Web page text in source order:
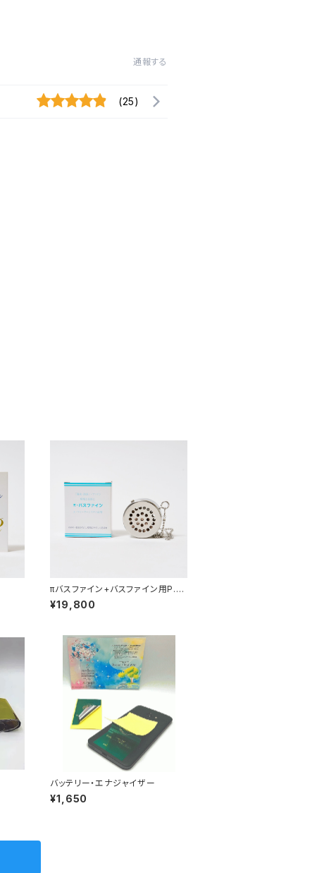
通報する
(25)
πバスファイン+バスファイン用P.ス
トーン
¥19,800
バッテリー・エナジャイザー
¥1,650